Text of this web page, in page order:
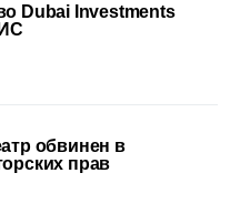
Dubai Investments
обвинен в
прав